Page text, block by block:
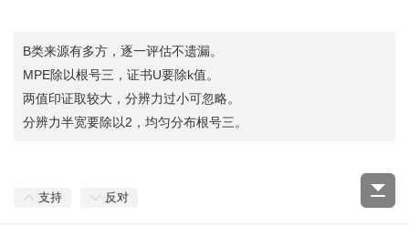
B类来源有多方，逐一评估不遗漏。
MPE除以根号三，证书U要除k值。
两值印证取较大，分辨力过小可忽略。
分辨力半宽要除以2，均匀分布根号三。
支持 反对